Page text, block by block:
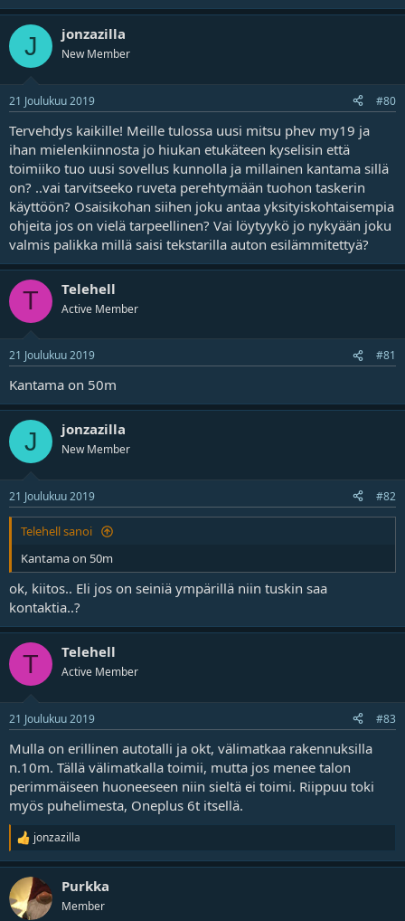
J jonzazilla
New Member
21 Joulukuu 2019 #80
Tervehdys kaikille! Meille tulossa uusi mitsu phev my19 ja
ihan mielenkiinnosta jo hiukan etukäteen kyselisin että
toimiiko tuo uusi sovellus kunnolla ja millainen kantama sillä
on? ..vai tarvitseeko ruveta perehtymään tuohon taskerin
käyttöön? Osaisikohan siihen joku antaa yksityiskohtaisempia
ohjeita jos on vielä tarpeellinen? Vai löytyykö jo nykyään joku
valmis palikka millä saisi tekstarilla auton esilämmitettyä?
T Telehell
Active Member
21 Joulukuu 2019 #81
Kantama on 50m
J jonzazilla
New Member
21 Joulukuu 2019 #82
Telehell sanoi
Kantama on 50m
ok, kiitos.. Eli jos on seiniä ympärillä niin tuskin saa
kontaktia..?
T Telehell
Active Member
21 Joulukuu 2019 #83
Mulla on erillinen autotalli ja okt, välimatkaa rakennuksilla
n.10m. Tällä välimatkalla toimii, mutta jos menee talon
perimmäiseen huoneeseen niin sieltä ei toimi. Riippuu toki
myös puhelimesta, Oneplus 6t itsellä.
R
e
a
k
t
i
jonzazilla
Purkka
Member